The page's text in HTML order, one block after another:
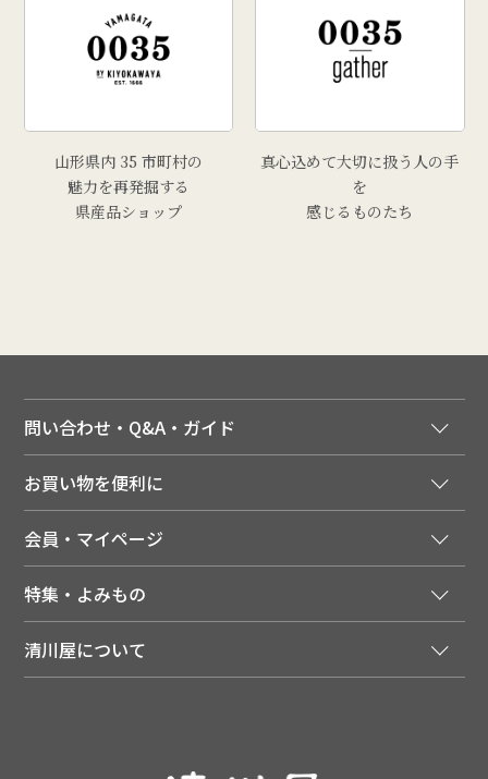
山形県内 35 市町村の
魅力を再発掘する
県産品ショップ
真心込めて大切に扱う人の手
を
感じるものたち
問い合わせ・Q&A・ガイド
ご利用ガイド
領収書について
送料について
配達日について
返品について
お買い物を便利に
季節のカタログを無料でお届け
店舗・ECポイント共通アプリ
LINEお友だち登録
会員・マイページ
会員特典について
注文履歴
特集・よみもの
メディア掲載商品
清川屋について